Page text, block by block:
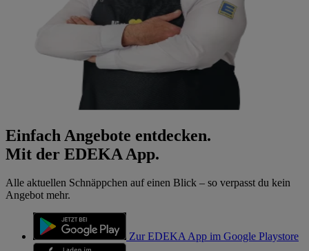
Einfach Angebote entdecken.
Mit der EDEKA App.
Alle aktuellen Schnäppchen auf einen Blick – so verpasst du kein
Angebot mehr.
Zur EDEKA App im Google Playstore